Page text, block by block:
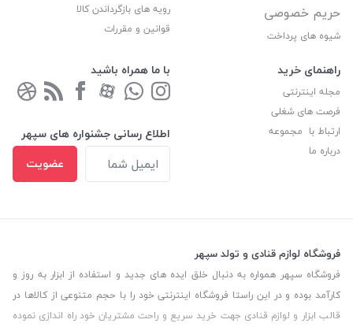
حریم خصوصی
شیوه های پرداخت
رویه های بازگرداندن کالا
قوانین و مقررات
راهنمای خرید
مجله اینترنتی
فرصت های شغلی
ارتباط با مجموعه
درباره ما
با ما همراه باشید
اطلاع رسانی جشنواره های سپهر
عضویت
فروشگاه لوازم قنادی و تولد سپهر
فروشگاه سپهر همواره به دنبال خلق ایده های جدید و استفاده از ابزار به روز و
کارآمد بوده و در این راستا فروشگاه اینترنتی خود را با حجم متنوعی از کالاها در
قالب ابزار و لوازم قنادی جهت خرید سریع و راحت مشتریان خود راه اندازی نموده